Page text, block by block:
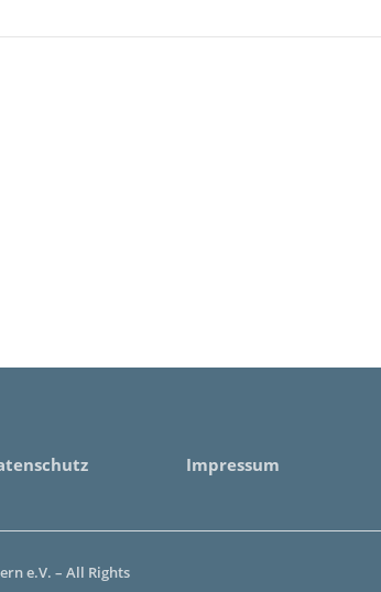
Impressum
e.V. – All Rights